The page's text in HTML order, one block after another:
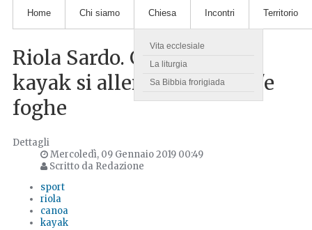
Home Chi siamo Chiesa
Vita ecclesiale
La liturgia
Sa Bibbia frorigiada
Incontri Territorio
Riola Sardo. Gli azzurri di
kayak si allenano nel Mar'e
foghe
Dettagli
Mercoledì, 09 Gennaio 2019 00:49
Scritto da Redazione
sport
riola
canoa
kayak